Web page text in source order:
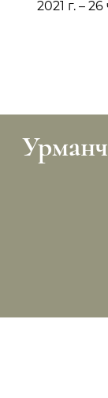
2021 г. –